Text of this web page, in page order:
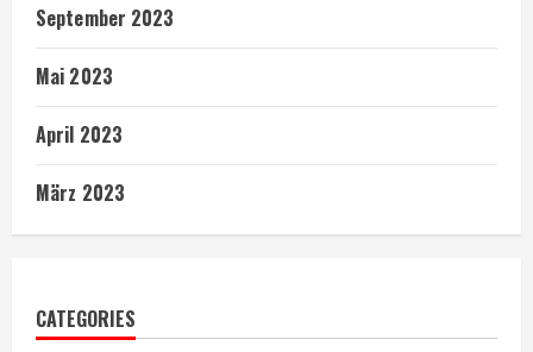
September 2023
Mai 2023
April 2023
März 2023
CATEGORIES